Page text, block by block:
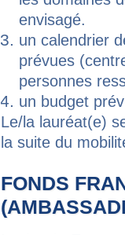
envisagé.
un calendrier
prévues
personnes
un budget
Le/la lauréat(e)
la suite du
FONDS